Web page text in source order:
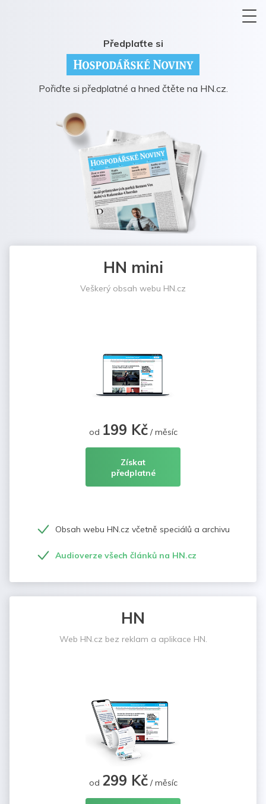
Předplaťte si
Pořiďte si předplatné a hned čtěte na HN.cz.
HN mini
Veškerý obsah webu HN.cz
od 199 Kč/ měsíc
Získat
předplatné
Obsah webu HN.cz včetně speciálů a archivu
Audioverze všech článků na HN.cz
HN
Web HN.cz bez reklam a aplikace HN.
od 299 Kč/ měsíc